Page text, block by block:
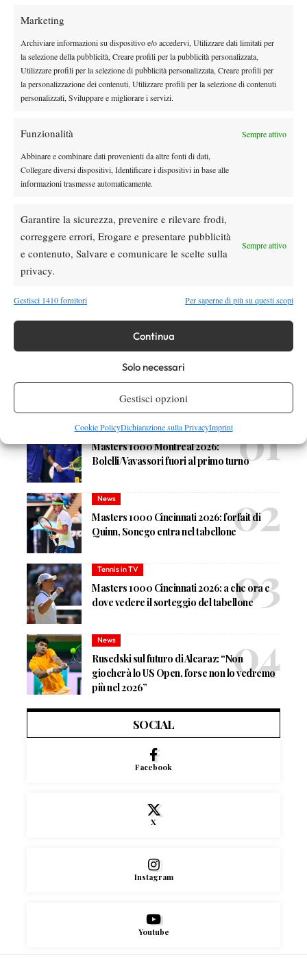
Marketing
Archiviare informazioni su dispositivo e/o accedervi, Utilizzare dati limitati per
la selezione della pubblicità, Creare profili per la pubblicità personalizzata,
Utilizzare profili per la selezione di pubblicità personalizzata, Creare profili per
la personalizzazione dei contenuti, Utilizzare profili per la selezione di contenuti
personalizzati, Sviluppare e migliorare i servizi.
Funzionalità Sempre attivo
Abbinare e combinare dati provenienti da altre fonti di dati,
Collegare diversi dispositivi, Identificare i dispositivi in base alle
informazioni trasmesse automaticamente.
Garantire la sicurezza, prevenire e rilevare frodi,
correggere errori, Erogare e presentare pubblicità
e contenuto, Salvare e comunicare le scelte sulla
privacy.
Sempre attivo
Gestisci 1410 fornitori Per saperne di più su questi scopi
Continua
Solo necessari
Gestisci opzioni
Cookie PolicyDichiarazione sulla PrivacyImprint
TAGGED:Excel Futures Milano 3 Futures Itf
Sporting Milano 3
Nessun commento
DI TENDENZA
Atp News
Masters 1000 Montreal 2026:
Bolelli/Vavassori fuori al primo turno
News
Masters 1000 Cincinnati 2026: forfait di
Quinn, Sonego entra nel tabellone
Tennis in TV
Masters 1000 Cincinnati 2026: a che ora e
dove vedere il sorteggio del tabellone
News
Rusedski sul futuro di Alcaraz: “Non
giocherà lo US Open, forse non lo vedremo
più nel 2026”
SOCIAL
Facebook
X
Instagram
Youtube